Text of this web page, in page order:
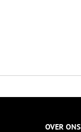
OVER ONS